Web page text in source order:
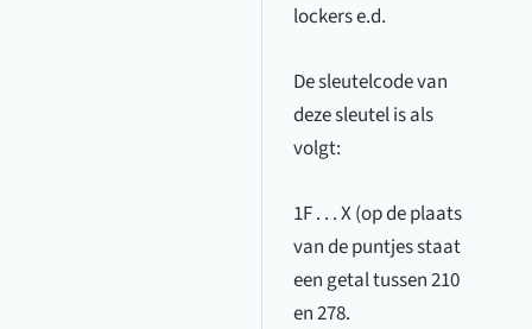
lockers e.d.
De sleutelcode van
deze sleutel is als
volgt:
1F . . . X (op de plaats
van de puntjes staat
een getal tussen 210
en 278.